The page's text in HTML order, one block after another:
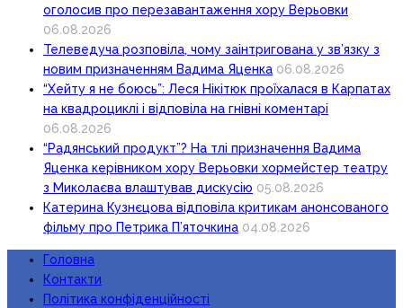
оголосив про перезавантаження хору Верьовки
06.08.2026
Телеведуча розповіла, чому заінтригована у зв’язку з
новим призначенням Вадима Яценка 06.08.2026
“Хейту я не боюсь”: Леся Нікітюк проїхалася в Карпатах
на квадроциклі і відповіла на гнівні коментарі
06.08.2026
“Радянський продукт”? На тлі призначення Вадима
Яценка керівником хору Верьовки хормейстер театру
з Миколаєва влаштував дискусію 05.08.2026
Катерина Кузнєцова відповіла критикам анонсованого
фільму про Петрика П’яточкина 04.08.2026
Головна
Контакти
Політика конфіденційності